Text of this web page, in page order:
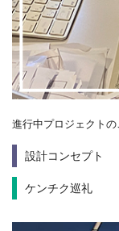
進行中プロジェクトの
設計コンセプト
ケンチク巡礼